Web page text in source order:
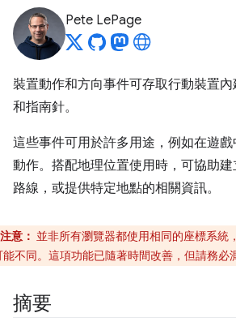
Pete LePage
裝置動作和方向事件可存取行動裝置
和指南針。
這些事件可用於許多用途，例如在遊
動作。搭配地理位置使用時，可協助
路線，或提供特定地點的相關資訊。
注意： 並非所有瀏覽器都使用相同的座標系統
能不同。這項功能已隨著時間改善，但請務必
摘要